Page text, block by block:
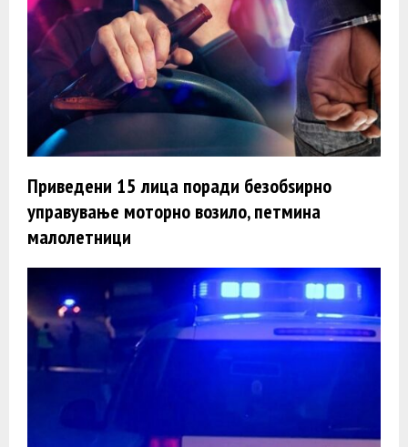
Приведени 15 лица поради безобѕирно
управување моторно возило, петмина
малолетници